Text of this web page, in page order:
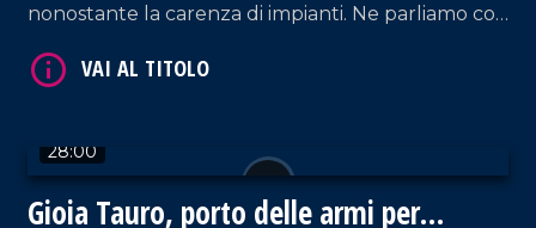
nonostante la carenza di impianti. Ne parliamo con
Basket Cosenza, e Billy Gurnari, direttore tecnico
28:00
Gioia Tauro, porto delle armi per
VAI AL TITOLO